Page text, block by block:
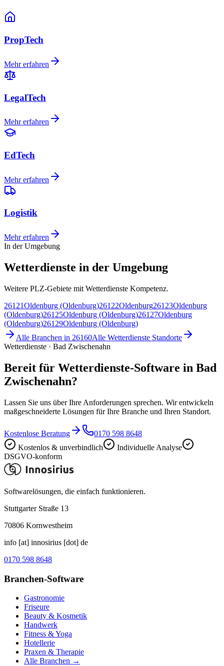
PropTech
Mehr erfahren
LegalTech
Mehr erfahren
EdTech
Mehr erfahren
Logistik
Mehr erfahren
In der Umgebung
Wetterdienste in der Umgebung
Weitere PLZ-Gebiete mit Wetterdienste Kompetenz.
26121Oldenburg (Oldenburg)26122Oldenburg26123Oldenburg
(Oldenburg)26125Oldenburg (Oldenburg)26127Oldenburg
(Oldenburg)26129Oldenburg (Oldenburg)
Alle Branchen in 26160Alle Wetterdienste Standorte
Wetterdienste · Bad Zwischenahn
Bereit für Wetterdienste-Software in Bad
Zwischenahn?
Lassen Sie uns über Ihre Anforderungen sprechen. Wir entwickeln
maßgeschneiderte Lösungen für Ihre Branche und Ihren Standort.
Kostenlose Beratung
0170 598 8648
Kostenlos & unverbindlich
Individuelle Analyse
DSGVO-konform
Softwarelösungen, die einfach funktionieren.
Stuttgarter Straße 13
70806 Kornwestheim
info [at] innosirius [dot] de
0170 598 8648
Branchen-Software
Gastronomie
Friseure
Beauty & Kosmetik
Handwerk
Fitness & Yoga
Hotellerie
Praxen & Therapie
Alle Branchen →